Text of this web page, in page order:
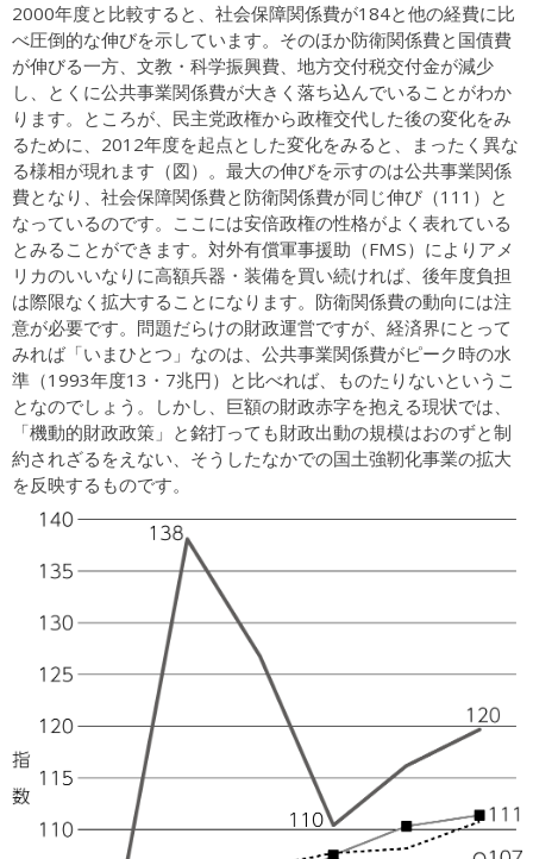
2000年度と比較すると、社会保障関係費が184と他の経費に比
べ圧倒的な伸びを示しています。そのほか防衛関係費と国債費
が伸びる一方、文教・科学振興費、地方交付税交付金が減少
し、とくに公共事業関係費が大きく落ち込んでいることがわか
ります。ところが、民主党政権から政権交代した後の変化をみ
るために、2012年度を起点とした変化をみると、まったく異な
る様相が現れます（図）。最大の伸びを示すのは公共事業関係
費となり、社会保障関係費と防衛関係費が同じ伸び（111）と
なっているのです。ここには安倍政権の性格がよく表れている
とみることができます。対外有償軍事援助（FMS）によりアメ
リカのいいなりに高額兵器・装備を買い続ければ、後年度負担
は際限なく拡大することになります。防衛関係費の動向には注
意が必要です。問題だらけの財政運営ですが、経済界にとって
みれば「いまひとつ」なのは、公共事業関係費がピーク時の水
準（1993年度13・7兆円）と比べれば、ものたりないというこ
となのでしょう。しかし、巨額の財政赤字を抱える現状では、
「機動的財政政策」と銘打っても財政出動の規模はおのずと制
約されざるをえない、そうしたなかでの国土強靭化事業の拡大
を反映するものです。